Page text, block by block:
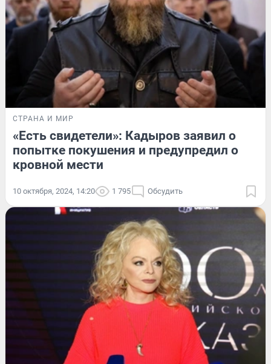
СТРАНА И МИР
«Есть свидетели»: Кадыров заявил о
попытке покушения и предупредил о
кровной мести
10 октября, 2024, 14:20 1 795 Обсудить